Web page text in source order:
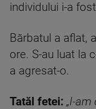
individului i-a
Bărbatul a aflat,
ore. S-au luat la
a agresat-o.
Tatăl fetei: „I-